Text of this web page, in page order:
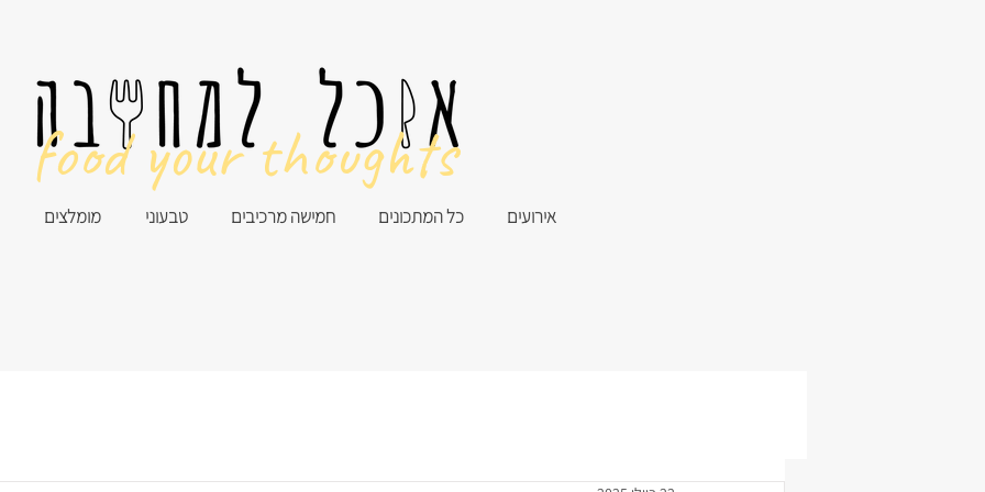
מומלצים טבעוני חמישה מרכיבים כל המתכונים אירועים
food your thoughts